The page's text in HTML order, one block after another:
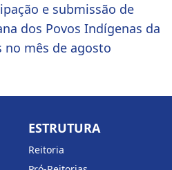
e submissão de
dos Povos Indígenas da
no mês de agosto
ESTRUTURA
Reitoria